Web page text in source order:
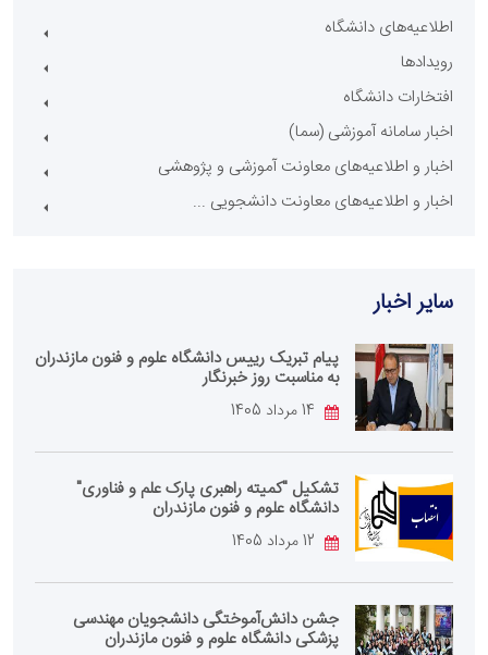
اطلاعیه‌های دانشگاه
رویدادها
افتخارات دانشگاه
اخبار سامانه آموزشی (سما)
اخبار و اطلاعیه‌های معاونت آموزشی و پژوهشی
اخبار و اطلاعیه‌های معاونت دانشجویی ...
سایر اخبار
پیام تبریک رییس دانشگاه علوم و فنون مازندران
به مناسبت روز خبرنگار
تشکیل "کمیته راهبری پارک علم و فناوری"
دانشگاه علوم و فنون مازندران
جشن دانش‌آموختگی دانشجویان مهندسی
پزشکی دانشگاه علوم و فنون مازندران